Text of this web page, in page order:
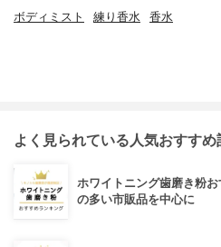
ボディミスト 練り香水 香水
よく見られている人気おすすめ
ホワイトニング歯磨き粉
の多い市販品を中心に